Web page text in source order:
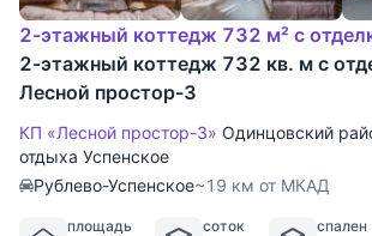
2-этажный коттедж 732 м² с
2-этажный коттедж 732 кв. м с
Лесной простор-3
КП «Лесной простор-3» Одинцовский
отдыха Успенское
Рублево-Успенское~19 км от МКАД
площадь соток спален